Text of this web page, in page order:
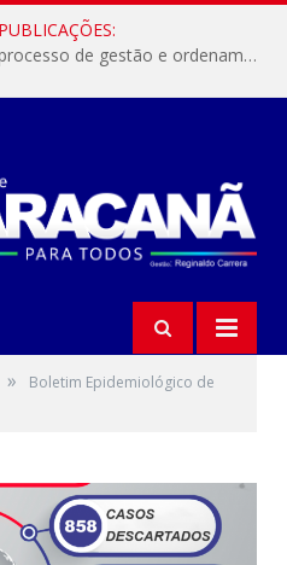
Resex Maracanã avança no processo de gestão e ordenamento do turismo em nossas áreas protegidas.
»
Boletim Epidemiológico de